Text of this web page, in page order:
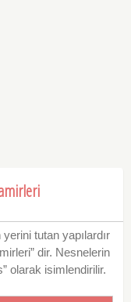
tutan yapılardır
dir. Nesnelerin
olarak isimlendirilir.